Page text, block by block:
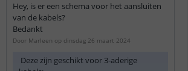
Hey, is er een schema voor het aansluiten
van de kabels?
Bedankt
Door Marleen op dinsdag 26 maart 2024
Deze zijn geschikt voor 3-aderige